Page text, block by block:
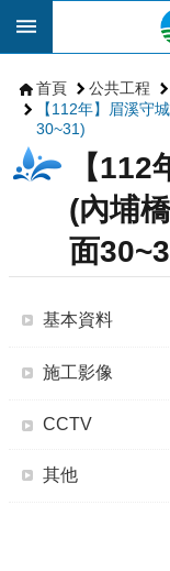
跳到主要內容區塊
首頁 公共工程
【112年】眉溪守
30~31)
【
(內埔
面
基本資料
施工影像
CCTV
其他